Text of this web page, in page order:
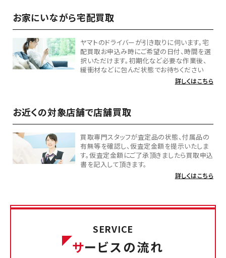
お家にいながら宅配買取
ヤマトのドライバーが引き取りに伺います。宅
配買取お申込み時にご希望の日付、時間を選
択いただけます。初期化など必要な作業後、
緩衝材などに包んだ状態でお待ちください
詳しくはこちら
お近くの対象店舗で店舗買取
買取専門スタッフが査定品の状態、付属品の
有無等を確認し、仮査定金額を提示いたしま
す。仮査定金額にご了承頂きましたら買取申込
書を記入して頂きます。
詳しくはこちら
SERVICE
サービスの流れ